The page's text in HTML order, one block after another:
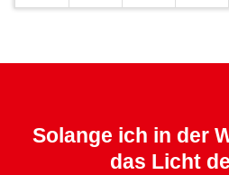
Solange ich in der
das Licht